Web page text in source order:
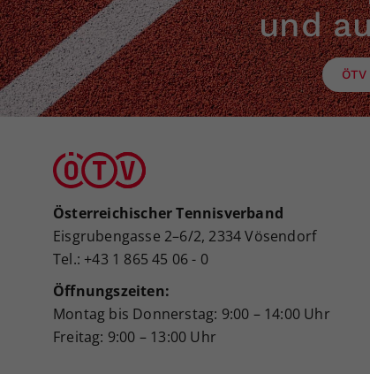
und
Österreichischer Tennisverband
Eisgrubengasse 2–6/2, 2334 Vösendorf
Tel.: +43 1 865 45 06 - 0
Öffnungszeiten:
Montag bis Donnerstag: 9:00 – 14:00 Uhr
Freitag: 9:00 – 13:00 Uhr